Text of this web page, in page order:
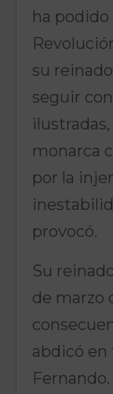
ha
su
seguir
monarca
por la
provocó.
Su
de marzo
abdicó en